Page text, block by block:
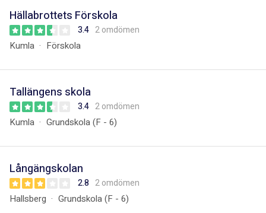
Hällabrottets Förskola
3.4 2 omdömen
Kumla Förskola
Tallängens skola
3.4 2 omdömen
Kumla Grundskola (F - 6)
Långängskolan
2.8 2 omdömen
Hallsberg Grundskola (F - 6)